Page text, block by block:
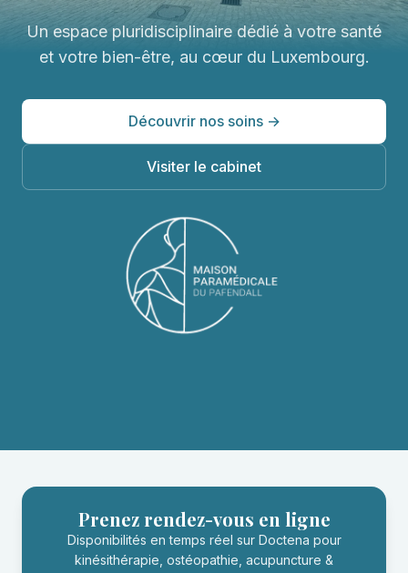
Un espace pluridisciplinaire dédié à votre santé
et votre bien-être, au cœur du Luxembourg.
Découvrir nos soins →
Visiter le cabinet
Prenez rendez-vous en ligne
Disponibilités en temps réel sur Doctena pour
kinésithérapie, ostéopathie, acupuncture &